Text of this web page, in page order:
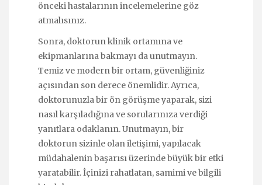
önceki hastalarının incelemelerine göz
atmalısınız.
Sonra, doktorun klinik ortamına ve
ekipmanlarına bakmayı da unutmayın.
Temiz ve modern bir ortam, güvenliğiniz
açısından son derece önemlidir. Ayrıca,
doktorunuzla bir ön görüşme yaparak, sizi
nasıl karşıladığına ve sorularınıza verdiği
yanıtlara odaklanın. Unutmayın, bir
doktorun sizinle olan iletişimi, yapılacak
müdahalenin başarısı üzerinde büyük bir etki
yaratabilir. İçinizi rahatlatan, samimi ve bilgili